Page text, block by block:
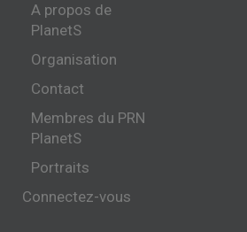
A propos de
PlanetS
Organisation
Contact
Membres du PRN
PlanetS
Portraits
Connectez-vous